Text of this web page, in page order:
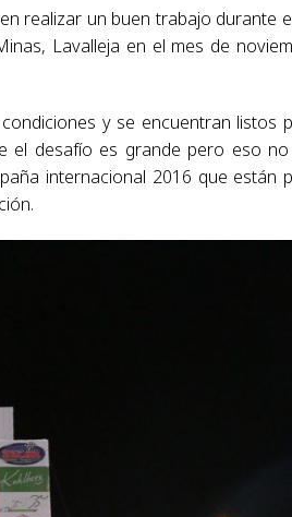
realizar un buen trabajo durante
Lavalleja en el mes de
y se encuentran listos
el desafío es grande pero eso
internacional 2016 que están